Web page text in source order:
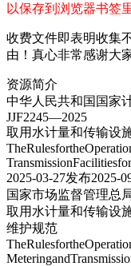
以保存到浏览器书签里
收费文件即表明收集
由！真心非常感谢大
资源简介
中华人民共和国国家
JJF2245—2025
取用水计量和传输设
2025-03-27发布2025-
国家市场监督管理总
取用水计量和传输设
维护规范